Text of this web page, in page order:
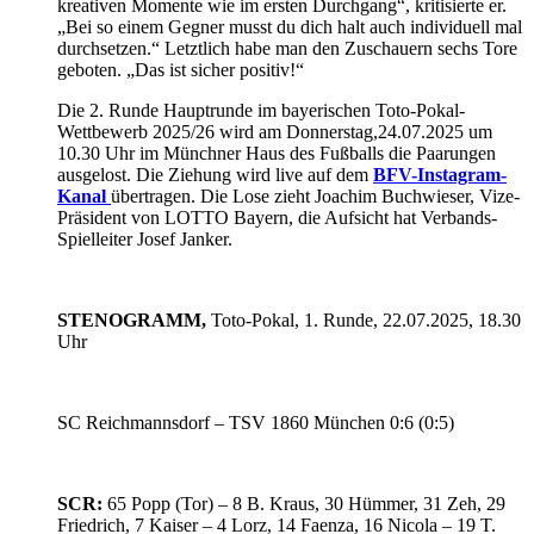
kreativen Momente wie im ersten Durchgang“, kritisierte er.
„Bei so einem Gegner musst du dich halt auch individuell mal
durchsetzen.“ Letztlich habe man den Zuschauern sechs Tore
geboten. „Das ist sicher positiv!“
Die 2. Runde Hauptrunde im bayerischen Toto-Pokal-
Wettbewerb 2025/26 wird am Donnerstag,24.07.2025 um
10.30 Uhr im Münchner Haus des Fußballs die Paarungen
ausgelost. Die Ziehung wird live auf dem BFV-Instagram-
Kanal übertragen. Die Lose zieht Joachim Buchwieser, Vize-
Präsident von LOTTO Bayern, die Aufsicht hat Verbands-
Spielleiter Josef Janker.
STENOGRAMM, Toto-Pokal, 1. Runde, 22.07.2025, 18.30
Uhr
SC Reichmannsdorf – TSV 1860 München 0:6 (0:5)
SCR: 65 Popp (Tor) – 8 B. Kraus, 30 Hümmer, 31 Zeh, 29
Friedrich, 7 Kaiser – 4 Lorz, 14 Faenza, 16 Nicola – 19 T.